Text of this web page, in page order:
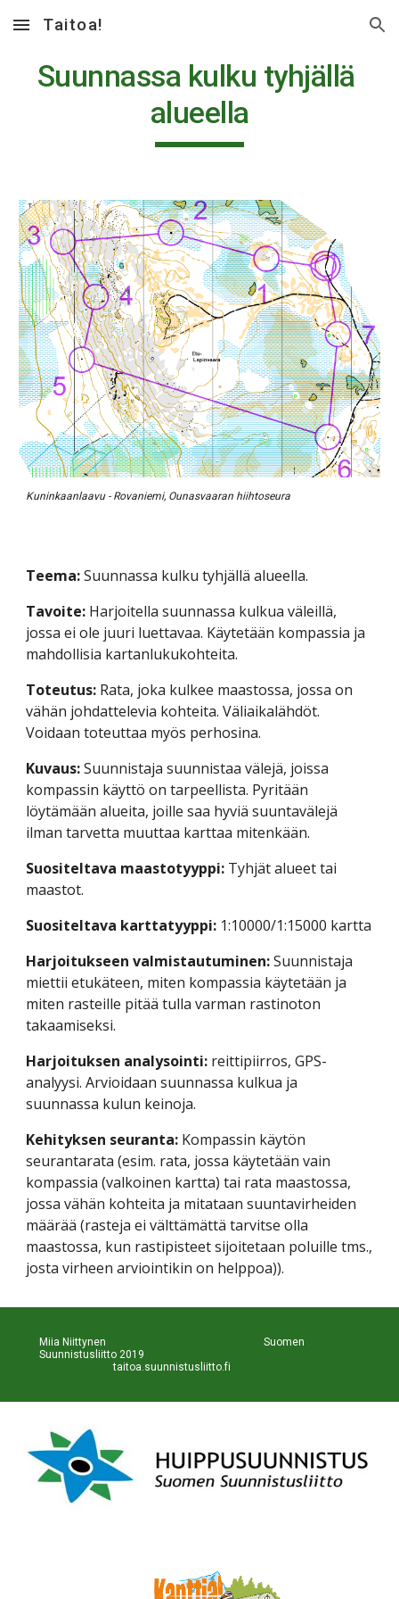
Skip to main content Skip to navigation
Taitoa!
Suunnassa kulku tyhjällä
alueella
Kuninkaanlaavu - Rovaniemi, Ounasvaaran hiihtoseura
Teema: Suunnassa kulku tyhjällä alueella.
Tavoite: Harjoitella suunnassa kulkua väleillä,
jossa ei ole juuri luettavaa. Käytetään kompassia ja
mahdollisia kartanlukukohteita.
Toteutus: Rata, joka kulkee maastossa, jossa on
vähän johdattelevia kohteita. Väliaikalähdöt.
Voidaan toteuttaa myös perhosina.
Kuvaus: Suunnistaja suunnistaa välejä, joissa
kompassin käyttö on tarpeellista. Pyritään
löytämään alueita, joille saa hyviä suuntavälejä
ilman tarvetta muuttaa karttaa mitenkään.
Suositeltava maastotyyppi: Tyhjät alueet tai
maastot.
Suositeltava karttatyyppi: 1:10000/1:15000 kartta
Harjoitukseen valmistautuminen: Suunnistaja
miettii etukäteen, miten kompassia käytetään ja
miten rasteille pitää tulla varman rastinoton
takaamiseksi.
Harjoituksen analysointi: reittipiirros, GPS-
analyysi. Arvioidaan suunnassa kulkua ja
suunnassa kulun keinoja.
Kehityksen seuranta: Kompassin käytön
seurantarata (esim. rata, jossa käytetään vain
kompassia (valkoinen kartta) tai rata maastossa,
jossa vähän kohteita ja mitataan suuntavirheiden
määrää (rasteja ei välttämättä tarvitse olla
maastossa, kun rastipisteet sijoitetaan poluille tms.,
josta virheen arviointikin on helppoa)).
Miia Niittynen                                                           Suomen
Suunnistusliitto 2019
taitoa.suunnistusliitto.fi